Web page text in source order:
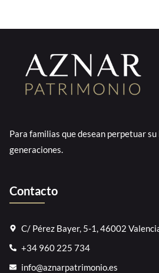
Para familias que desean perpetuar
generaciones.
Contacto
C/ Pérez Bayer, 5-1, 46002
+34 960 225 734
info@aznarpatrimonio.es